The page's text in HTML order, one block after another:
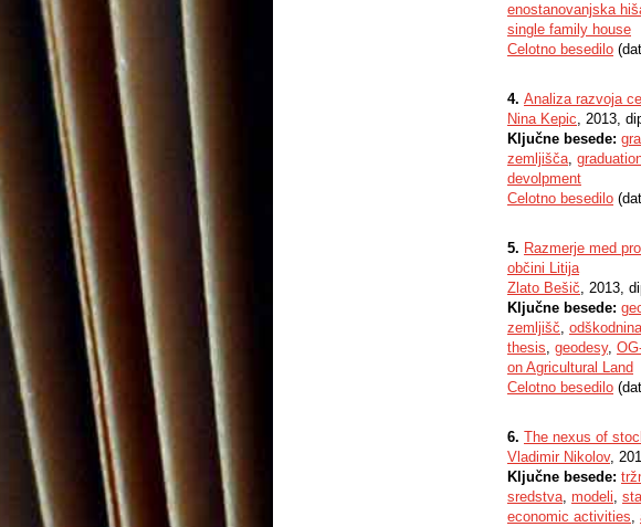
enostanovanjska
single family house
Celotno besedilo
4. Analiza razvoja
Nina Kepic, 2013,
Ključne besede:
zemljišča,
devolpment
Celotno besedilo
5. Razmerje med
občini Litija
Zlato Bešič, 2013,
Ključne besede:
zemljišč,
thesis, geodesy,
on Agricultural Land
Celotno besedilo
6. The nexus of
Vladimir Nikolov,
Ključne besede:
sredstva, modeli,
economic activities,